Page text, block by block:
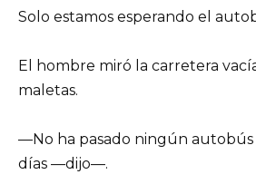
Solo estamos esperando el
El hombre miró la carretera
maletas.
—No ha pasado ningún
días —dijo—.